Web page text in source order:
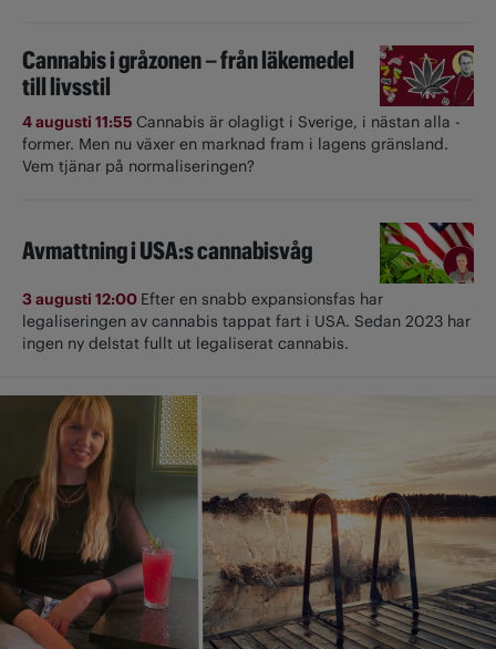
Cannabis i gråzonen – från läkemedel
till livsstil
4 augusti 11:55 Cannabis är olagligt i ­Sverige, i nästan alla ­
former. Men nu växer en marknad fram i lagens gränsland.
Vem tjänar på normaliseringen?
Avmattning i USA:s cannabisvåg
3 augusti 12:00 Efter en snabb expansionsfas har
legaliseringen av cannabis tappat fart i USA. Sedan 2023 har
ingen ny delstat fullt ut ­legaliserat cannabis.